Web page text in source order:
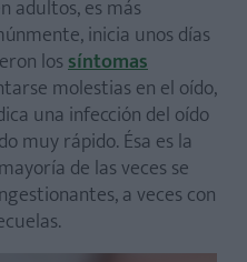
adultos, es más
inicia unos días
lossíntomas
molestias en el oído,
una infección del oído
muy rápido. Ésa es la
de las veces se
a veces con